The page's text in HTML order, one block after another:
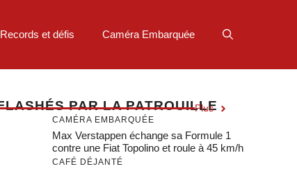
Records et défis Caméra Embarquée
LASHÉS PAR LA PATROUILLE
Plus
CAMÉRA EMBARQUÉE
Max Verstappen échange sa Formule 1
contre une Fiat Topolino et roule à 45 km/h
CAFÉ DÉJANTÉ